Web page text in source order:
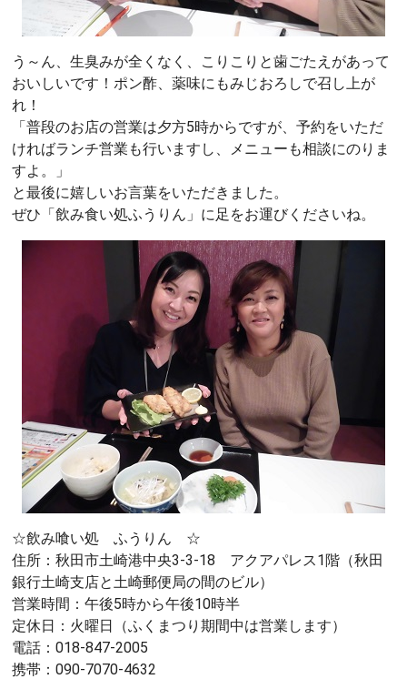
う～ん、生臭みが全くなく、こりこりと歯ごたえがあって
おいしいです！ポン酢、薬味にもみじおろしで召し上が
れ！
「普段のお店の営業は夕方5時からですが、予約をいただ
ければランチ営業も行いますし、メニューも相談にのりま
すよ。」
と最後に嬉しいお言葉をいただきました。
ぜひ「飲み食い処ふうりん」に足をお運びくださいね。
☆飲み喰い処 ふうりん ☆
住所：秋田市土崎港中央3-3-18 アクアパレス1階（秋田
銀行土崎支店と土崎郵便局の間のビル）
営業時間：午後5時から午後10時半
定休日：火曜日（ふくまつり期間中は営業します）
電話：018-847-2005
携帯：090-7070-4632